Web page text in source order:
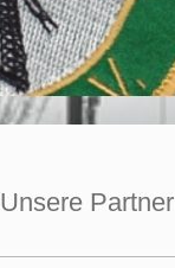
Unsere Partner